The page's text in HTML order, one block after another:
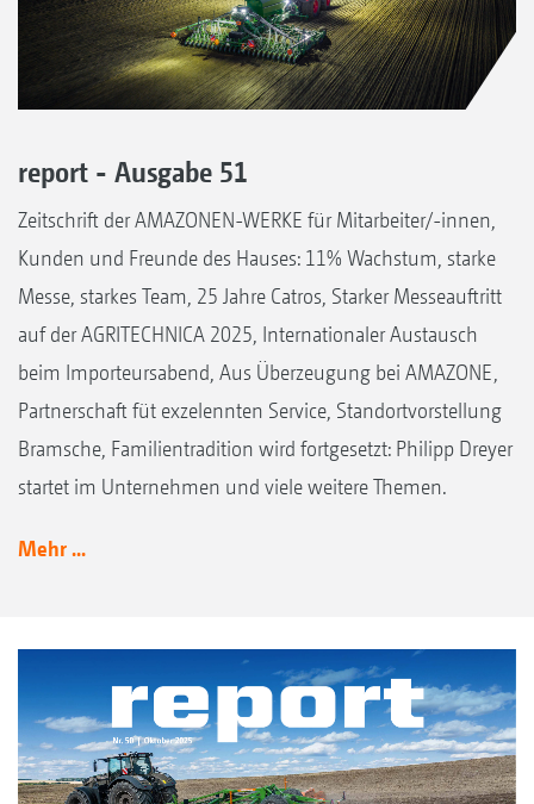
report - Ausgabe 51
Zeitschrift der AMAZONEN-WERKE für Mitarbeiter/-innen,
Kunden und Freunde des Hauses: 11% Wachstum, starke
Messe, starkes Team, 25 Jahre Catros, Starker Messeauftritt
auf der AGRITECHNICA 2025, Internationaler Austausch
beim Importeursabend, Aus Überzeugung bei AMAZONE,
Partnerschaft füt exzelennten Service, Standortvorstellung
Bramsche, Familientradition wird fortgesetzt: Philipp Dreyer
startet im Unternehmen und viele weitere Themen.
Mehr ...